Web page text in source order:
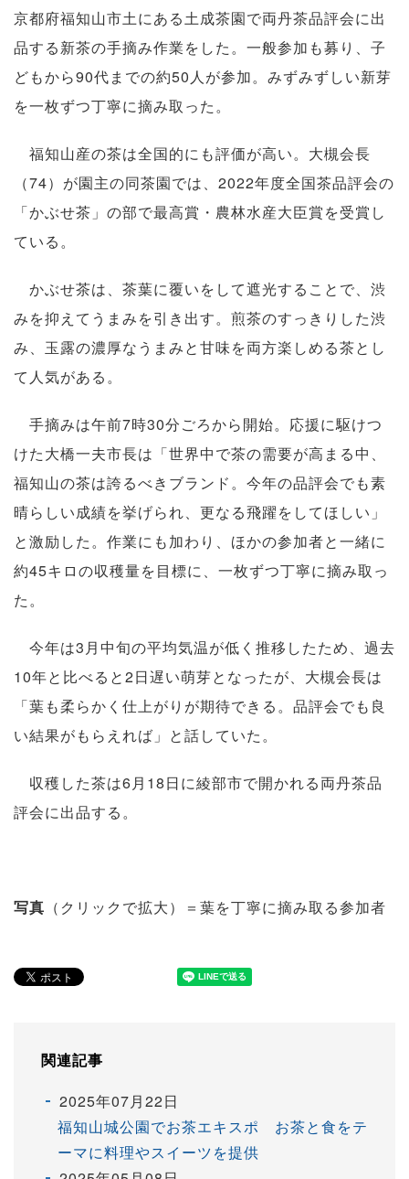
京都府福知山市土にある土成茶園で両丹茶品評会に出
品する新茶の手摘み作業をした。一般参加も募り、子
どもから90代までの約50人が参加。みずみずしい新芽
を一枚ずつ丁寧に摘み取った。
福知山産の茶は全国的にも評価が高い。大槻会長
（74）が園主の同茶園では、2022年度全国茶品評会の
「かぶせ茶」の部で最高賞・農林水産大臣賞を受賞し
ている。
かぶせ茶は、茶葉に覆いをして遮光することで、渋
みを抑えてうまみを引き出す。煎茶のすっきりした渋
み、玉露の濃厚なうまみと甘味を両方楽しめる茶とし
て人気がある。
手摘みは午前7時30分ごろから開始。応援に駆けつ
けた大橋一夫市長は「世界中で茶の需要が高まる中、
福知山の茶は誇るべきブランド。今年の品評会でも素
晴らしい成績を挙げられ、更なる飛躍をしてほしい」
と激励した。作業にも加わり、ほかの参加者と一緒に
約45キロの収穫量を目標に、一枚ずつ丁寧に摘み取っ
た。
今年は3月中旬の平均気温が低く推移したため、過去
10年と比べると2日遅い萌芽となったが、大槻会長は
「葉も柔らかく仕上がりが期待できる。品評会でも良
い結果がもらえれば」と話していた。
収穫した茶は6月18日に綾部市で開かれる両丹茶品
評会に出品する。
写真 （クリックで拡大）＝葉を丁寧に摘み取る参加者
関連記事
2025年07月22日
福知山城公園でお茶エキスポ お茶と食をテ
ーマに料理やスイーツを提供